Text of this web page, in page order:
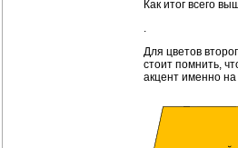
Как итог всего
Для цветов
стоит помнить,
акцент именно